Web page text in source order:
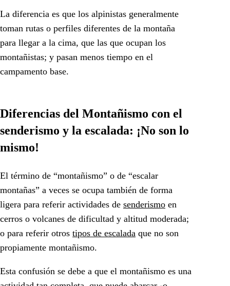
La diferencia es que los alpinistas generalmente
toman rutas o perfiles diferentes de la montaña
para llegar a la cima, que las que ocupan los
montañistas; y pasan menos tiempo en el
campamento base.
Diferencias del Montañismo con el
senderismo y la escalada: ¡No son lo
mismo!
El término de “montañismo” o de “escalar
montañas” a veces se ocupa también de forma
ligera para referir actividades de senderismo en
cerros o volcanes de dificultad y altitud moderada;
o para referir otros tipos de escalada que no son
propiamente montañismo.
Esta confusión se debe a que el montañismo es una